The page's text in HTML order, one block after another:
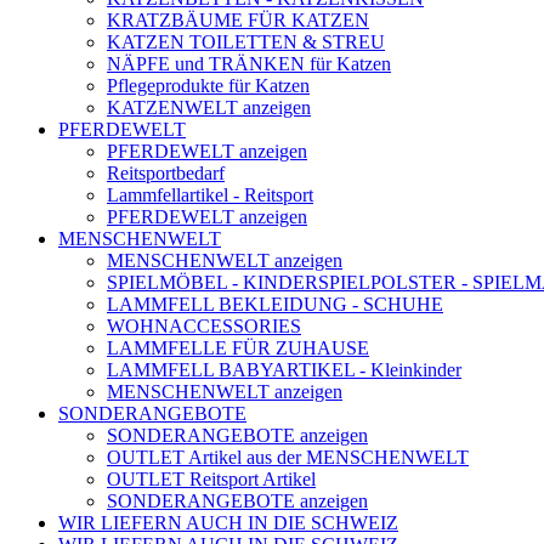
KRATZBÄUME FÜR KATZEN
KATZEN TOILETTEN & STREU
NÄPFE und TRÄNKEN für Katzen
Pflegeprodukte für Katzen
KATZENWELT anzeigen
PFERDEWELT
PFERDEWELT anzeigen
Reitsportbedarf
Lammfellartikel - Reitsport
PFERDEWELT anzeigen
MENSCHENWELT
MENSCHENWELT anzeigen
SPIELMÖBEL - KINDERSPIELPOLSTER -
LAMMFELL BEKLEIDUNG - SCHUHE
WOHNACCESSORIES
LAMMFELLE FÜR ZUHAUSE
LAMMFELL BABYARTIKEL - Kleinkinder
MENSCHENWELT anzeigen
SONDERANGEBOTE
SONDERANGEBOTE anzeigen
OUTLET Artikel aus der MENSCHENWELT
OUTLET Reitsport Artikel
SONDERANGEBOTE anzeigen
WIR LIEFERN AUCH IN DIE SCHWEIZ